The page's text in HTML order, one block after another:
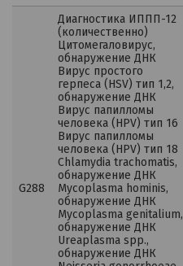
G288
Диагностика ИППП-12
(количественно)
Цитомегаловирус,
обнаружение ДНК
Вирус простого
герпеса (HSV) тип 1,2,
обнаружение ДНК
Вирус папилломы
человека (HPV) тип 16
Вирус папилломы
человека (HPV) тип 18
Chlamydia trachomatis,
обнаружение ДНК
Mycoplasma hominis,
обнаружение ДНК
Mycoplasma genitalium,
обнаружение ДНК
Ureaplasma spp.,
обнаружение ДНК